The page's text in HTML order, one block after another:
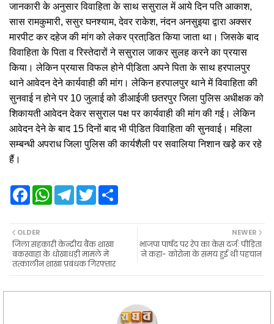
जानकारी के अनुसार विवाहिता के साथ ससुराल में आये दिन पति आकाश,
सास रामकुमारी, ससुर घनश्याम, देवर राकेश, नंदन अनसुइया द्वारा अक्सर
मारपीट कर दहेज की मांग को लेकर प्रताडि़त किया जाता था। जिसके बाद
विवाहिता के पिता व रिस्तेदारों ने ससुराल जाकर सुलह करने का प्रयास
किया। लेकिन प्रयास विफल होने पीडि़ता अपने पिता के साथ हरपालपुर
थाने आवेदन देने कार्यवाही की मांग। लेकिन हरपालपुर थाने में विवाहिता की
सुनवाई न होने पर 10 जुलाई को डीआईजी छतरपुर जिला पुलिस अधीक्षक को
शिकायती आवेदन देकर ससुराल पक्ष पर कार्यवाही की मांग की गई। लेकिन
आवेदन देने के बाद 15 दिनों बाद भी पीडि़त विवाहिता की सुनवाई। महिला
सम्बन्धी अपराध जिला पुलिस की कार्यशैली पर सवालिया निशान खड़ेे कर रहे
हैं।
F
a
b
o
o
k
W
A
p
p
T
e
r
a
m
T
w
e
r
NEWER
भाजपा पार्षद पर रेप का केस दर्ज: पीड़िता
ने कहा- कोरोना के समय हुई थी पहचान
OLDER
जिला सहकारी केन्द्रीय बैंक शाखा
बकस्वाहा के धोखाधड़ी मामले में
तत्कालीन शाखा प्रबंधक गिरफ्तार